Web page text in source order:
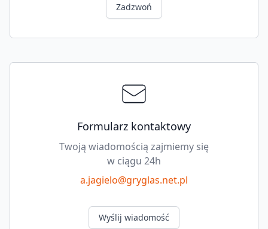
Zadzwoń
Formularz kontaktowy
Twoją wiadomością zajmiemy się
w ciągu 24h
a.jagielo@gryglas.net.pl
Wyślij wiadomość